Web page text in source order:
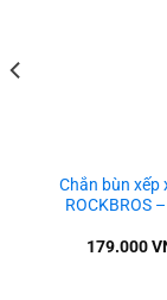
Chắn bùn xếp
ROCKBROS
179.000